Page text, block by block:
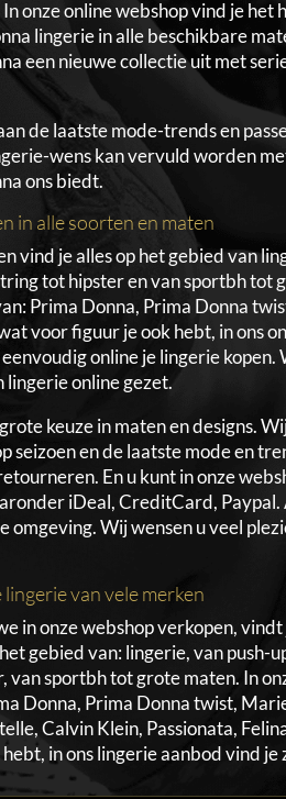
onze online webshop vind je het
lingerie in alle beschikbare
een nieuwe collectie uit met
de laatste mode-trends en
wens kan vervuld worden
ons biedt.
in alle soorten en maten
vind je alles op het gebied van
tot hipster en van sportbh tot
Prima Donna, Prima Donna
voor figuur je ook hebt, in ons
online je lingerie kopen.
lingerie online gezet.
keuze in maten en designs.
seizoen en de laatste mode en
En u kunt in onze
iDeal, CreditCard,
omgeving. Wij wensen u veel
van vele merken
in onze webshop verkopen, vindt
gebied van: lingerie, van push-
van sportbh tot grote maten. In
Donna, Prima Donna twist,
Calvin Klein, Passionata,
in ons lingerie aanbod vind je